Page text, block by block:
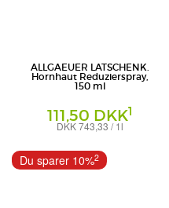
ALLGAEUER LATSCHENK.
Hornhaut Reduzierspray,
150 ml
111,50 DKK1
DKK 743,33 / 1l
Dr. Theiss Naturwaren GmbH
Du sparer 10%2